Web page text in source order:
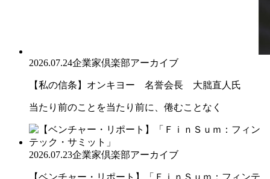
2026.07.24企業家倶楽部アーカイブ
【私の信条】オンキヨー 名誉会長 大朏直人氏
当たり前のことを当たり前に、倦むことなく
2026.07.23企業家倶楽部アーカイブ
【ベンチャー・リポート】「ＦｉｎＳｕｍ：フィンテ